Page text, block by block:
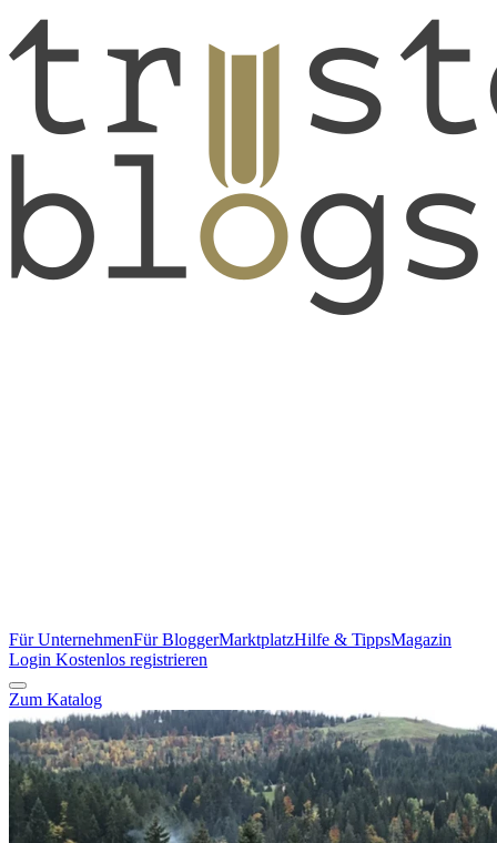
Für UnternehmenFür BloggerMarktplatzHilfe & TippsMagazin
Login Kostenlos registrieren
Zum Katalog